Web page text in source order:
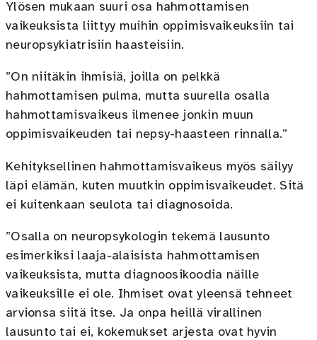
Ylösen mukaan suuri osa hahmottamisen
vaikeuksista liittyy muihin oppimisvaikeuksiin tai
neuropsykiatrisiin haasteisiin.
”On niitäkin ihmisiä, joilla on pelkkä
hahmottamisen pulma, mutta suurella osalla
hahmottamisvaikeus ilmenee jonkin muun
oppimisvaikeuden tai nepsy-haasteen rinnalla.”
Kehityksellinen hahmottamisvaikeus myös säilyy
läpi elämän, kuten muutkin oppimisvaikeudet. Sitä
ei kuitenkaan seulota tai diagnosoida.
”Osalla on neuropsykologin tekemä lausunto
esimerkiksi laaja-alaisista hahmottamisen
vaikeuksista, mutta diagnoosikoodia näille
vaikeuksille ei ole. Ihmiset ovat yleensä tehneet
arvionsa siitä itse. Ja onpa heillä virallinen
lausunto tai ei, kokemukset arjesta ovat hyvin